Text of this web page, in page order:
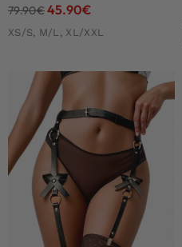
79.90€45.90€
XS/S, M/L, XL/XXL